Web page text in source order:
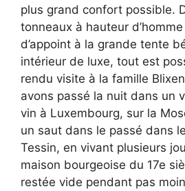
plus grand confort possible.
tonneaux à hauteur
d’appoint à la grande tente
intérieur de luxe, tout est
rendu visite à la famille
avons passé la nuit dans un
vin à Luxembourg, sur la
un saut dans le passé dans
Tessin, en vivant plusieurs
maison bourgeoise du 17e
restée vide pendant pas